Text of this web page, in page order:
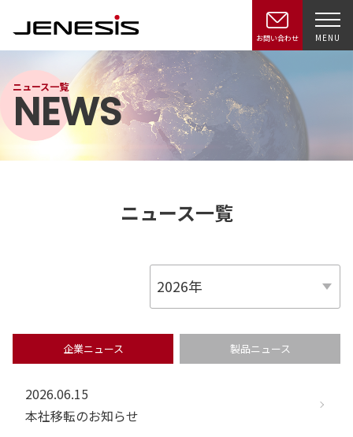
お問い合わせ MENU
ニュース一覧
NEWS
ニュース一覧
企業ニュース 製品ニュース
2026.06.15
本社移転のお知らせ